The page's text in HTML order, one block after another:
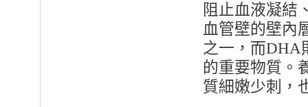
阻止血液凝結
血管壁的壁內
之一，而DHA
的重要物質。
質細嫩少刺，